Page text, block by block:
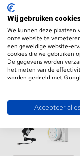
Bekijk product
Wij gebruiken cookies
We kunnen deze plaatsen
onze website te
een geweldige website-
cookies die we gebruiken
De gegevens worden
het meten van de
worden gedeeld met
Accepteer alles